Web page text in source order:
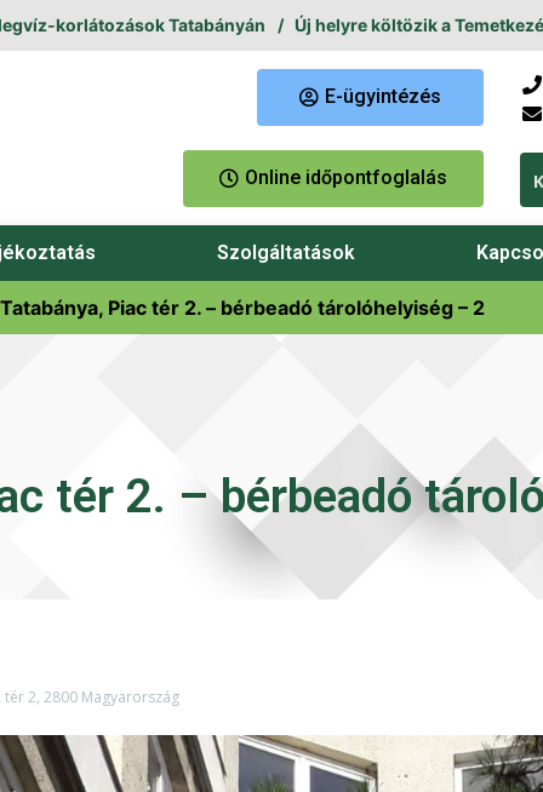
korlátozások Tatabányán Új helyre költözik a
E-ügyintézés
Online időpontfoglalás
Szolgáltatások
Piac tér 2. – bérbeadó tárolóhelyiség – 2
tér 2. – bérbeadó
tér 2, 2800 Magyarország